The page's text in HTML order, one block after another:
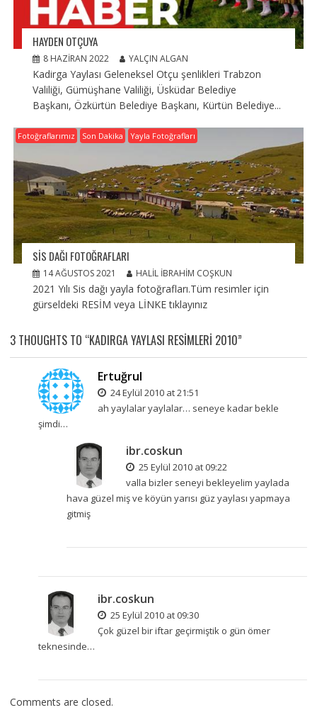
HAYDEN OTÇUYA
8 HAZIRAN 2022 YALÇIN ALGAN
Kadirga Yaylası Geleneksel Otçu şenlikleri Trabzon
Valiliği, Gümüşhane Valiliği, Üsküdar Belediye
Başkanı, Özkürtün Belediye Başkanı, Kürtün Belediye...
Fotoğraflarımız Son Dakika Yayla Fotoğrafları
SIS DAĞI FOTOĞRAFLARI
14 AĞUSTOS 2021 HALIL İBRAHIM COŞKUN
2021 Yılı Sis dağı yayla fotoğrafları.Tüm resimler için
gürseldeki RESİM veya LİNKE tıklayınız
3 THOUGHTS TO “KADIRGA YAYLASI RESIMLERI 2010”
Ertuğrul
24 Eylül 2010 at 21:51
ah yaylalar yaylalar… seneye kadar bekle
şimdi…
ibr.coskun
25 Eylül 2010 at 09:22
valla bizler seneyi bekleyelim yaylada
hava güzel miş ve köyün yarısı güz yaylası yapmaya
gitmiş
ibr.coskun
25 Eylül 2010 at 09:30
Çok güzel bir iftar geçirmiştik o gün ömer
teknesinde…
Comments are closed.